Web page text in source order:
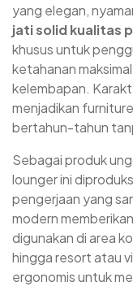
yang elegan,
jati solid kualitas
khusus untuk
ketahanan
kelembapan.
menjadikan
bertahun-tahun
Sebagai produk
lounger ini
pengerjaan yang
modern
digunakan di area
hingga resort atau
ergonomis untuk